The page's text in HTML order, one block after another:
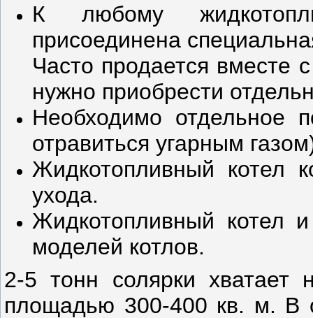
К любому
присоединена
Часто продается вместе
нужно приобрести
Необходимо отдельное
отравиться угарным
Жидкотопливный котел
ухода.
Жидкотопливный котел
моделей котлов.
2-5 тонн солярки хватает
площадью 300-400 кв. м. В